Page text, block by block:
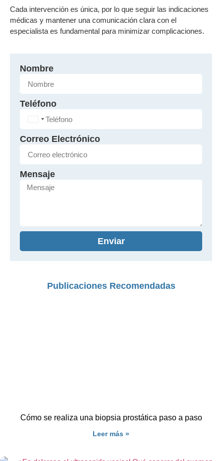
Cada intervención es única, por lo que seguir las indicaciones
médicas y mantener una comunicación clara con el
especialista es fundamental para minimizar complicaciones.
Nombre
Teléfono
Panama +507
Correo Electrónico
Mensaje
Enviar
Publicaciones Recomendadas
Cómo se realiza una biopsia prostática paso a paso
Leer más »